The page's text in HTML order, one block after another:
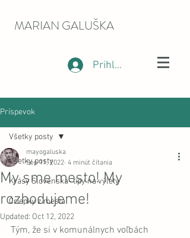
MARIAN GALUŠKA
Prihlásiť sa
Príspevok
Všetky posty
Krásy Slovenska- tipy na výlety
Čriepky z mesta
Všetky posty
My sme mesto! My
rozhodujeme!
mayogaluska
Sep 11, 2022 4 minút čítania
Updated: Oct 12, 2022
Tým, že si v komunálnych voľbách